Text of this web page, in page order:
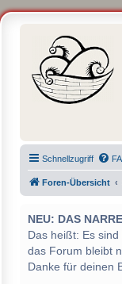
Schnellzugriff
Foren-Übersicht
NEU: DAS
Das heißt: Es
das Forum bleibt
Danke für deinen